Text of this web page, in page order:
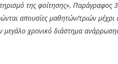
της φοίτησης», Παράγραφος
απουσίες μαθητών/τριών
μεγάλο χρονικό διάστημα